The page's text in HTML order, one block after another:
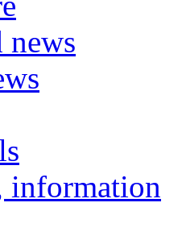
information